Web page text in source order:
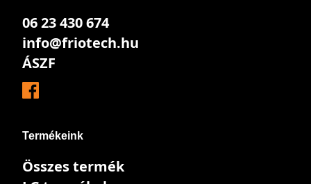
06 23 430 674
info@friotech.hu
ÁSZF
Termékeink
Összes termék